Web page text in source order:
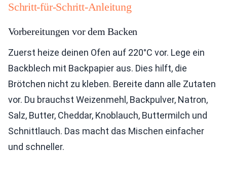
Schritt-für-Schritt-Anleitung
Vorbereitungen vor dem Backen
Zuerst heize deinen Ofen auf 220°C vor. Lege ein
Backblech mit Backpapier aus. Dies hilft, die
Brötchen nicht zu kleben. Bereite dann alle Zutaten
vor. Du brauchst Weizenmehl, Backpulver, Natron,
Salz, Butter, Cheddar, Knoblauch, Buttermilch und
Schnittlauch. Das macht das Mischen einfacher
und schneller.